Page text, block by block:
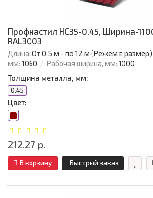
Профнастил НС35-0.45, Ширина-
RAL3003
Длина: От 0,5 м - по 12 м (Режем в размер)
мм: 1060 Рабочая ширина, мм: 1000
Толщина металла, мм:
0.45
Цвет:
212.27 р.
В корзину Быстрый заказ